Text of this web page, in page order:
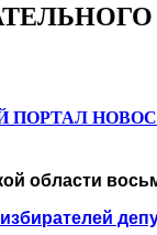
ПОРТАЛ
области